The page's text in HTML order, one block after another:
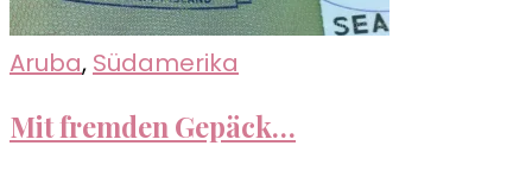
Aruba, Südamerika
Mit fremden Gepäck…